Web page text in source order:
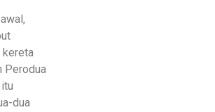
kereta
Perodua
dua